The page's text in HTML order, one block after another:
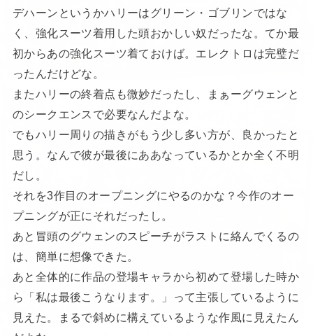
デハーンというかハリーはグリーン・ゴブリンではな
く、強化スーツ着用した頭おかしい奴だったな。てか最
初からあの強化スーツ着ておけば。エレクトロは完璧だ
ったんだけどな。
またハリーの終着点も微妙だったし、まぁーグウェンと
のシークエンスで必要なんだよな。
でもハリー周りの描きがもう少し多い方が、良かったと
思う。なんで彼が最後にああなっているかとか全く不明
だし。
それを3作目のオープニングにやるのかな？今作のオー
プニングが正にそれだったし。
あと冒頭のグウェンのスピーチがラストに絡んでくるの
は、簡単に想像できた。
あと全体的に作品の登場キャラから初めて登場した時か
ら「私は最後こうなります。」って主張しているように
見えた。まるで斜めに構えているような作風に見えたん